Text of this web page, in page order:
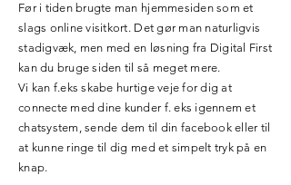
Før i tiden brugte man hjemmesiden som et
slags online visitkort. Det gør man naturligvis
stadigvæk, men med en løsning fra Digital First
kan du bruge siden til så meget mere.
Vi kan f.eks skabe hurtige veje for dig at
connecte med dine kunder f. eks igennem et
chatsystem, sende dem til din facebook eller til
at kunne ringe til dig med et simpelt tryk på en
knap.